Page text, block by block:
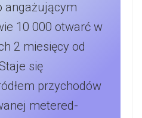
angażującym
10 000 otwarć w
2 miesięcy od
się
przychodów
metered-